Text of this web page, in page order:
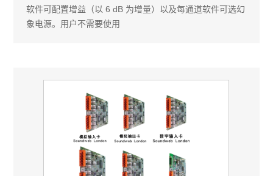
软件可配置增益（以 6 dB 为增量）以及每通道软件可选幻
象电源。用户不需要使用